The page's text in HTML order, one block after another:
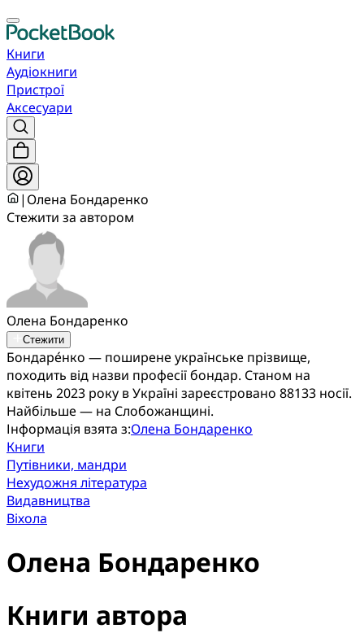
Книги
Аудіокниги
Пристрої
Аксесуари
| Олена Бондаренко
Стежити за автором
Олена Бондаренко
Стежити
Бондаре́нко — поширене українське прізвище,
походить від назви професії бондар. Станом на
квітень 2023 року в Україні зареєстровано 88133 носії.
Найбільше — на Слобожанщині.
Інформація взята з:Олена Бондаренко
Книги
Путівники, мандри
Нехудожня література
Видавництва
Віхола
Олена Бондаренко
Книги автора